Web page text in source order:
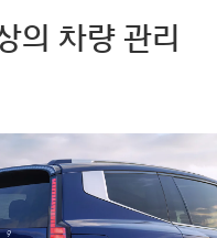
의 차량 관리